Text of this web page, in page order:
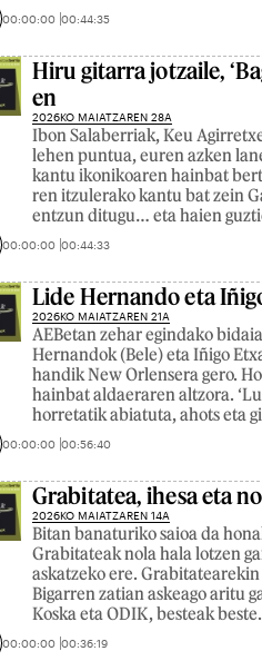
00:00:00 00:44:35
Hiru gitarra jotzaile,
en
2026KO MAIATZAREN 28A
Ibon Salaberriak, Keu
lehen puntua, euren azken
kantu ikonikoaren hainbat
ren itzulerako kantu bat zein
entzun ditugu… eta haien
00:00:00 00:44:33
Lide Hernando eta
2026KO MAIATZAREN 21A
AEBetan zehar egindako
Hernandok (Bele) eta Iñigo
handik New Orlensera gero.
hainbat aldaeraren altzora.
horretatik abiatuta, ahots eta
00:00:00 00:56:40
Grabitatea, ihesa eta
2026KO MAIATZAREN 14A
Bitan banaturiko saioa da
Grabitateak nola hala lotzen
askatzeko ere.
Bigarren zatian askeago aritu
Koska eta ODIK, besteak beste.
00:00:00 00:36:19